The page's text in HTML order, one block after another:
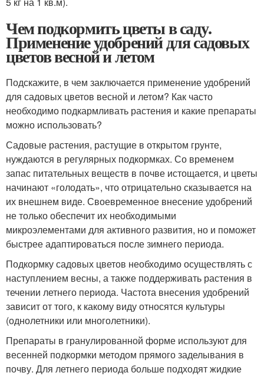
Чем подкормить цветы в саду.
Применение удобрений для садовых
цветов весной и летом
Подскажите, в чем заключается применение удобрений
для садовых цветов весной и летом? Как часто
необходимо подкармливать растения и какие препараты
можно использовать?
Садовые растения, растущие в открытом грунте,
нуждаются в регулярных подкормках. Со временем
запас питательных веществ в почве истощается, и цветы
начинают «голодать», что отрицательно сказывается на
их внешнем виде. Своевременное внесение удобрений
не только обеспечит их необходимыми
микроэлементами для активного развития, но и поможет
быстрее адаптироваться после зимнего периода.
Подкормку садовых цветов необходимо осуществлять с
наступлением весны, а также поддерживать растения в
течении летнего периода. Частота внесения удобрений
зависит от того, к какому виду относятся культуры
(однолетники или многолетники).
Препараты в гранулированной форме используют для
весенней подкормки методом прямого заделывания в
почву. Для летнего периода больше подходят жидкие